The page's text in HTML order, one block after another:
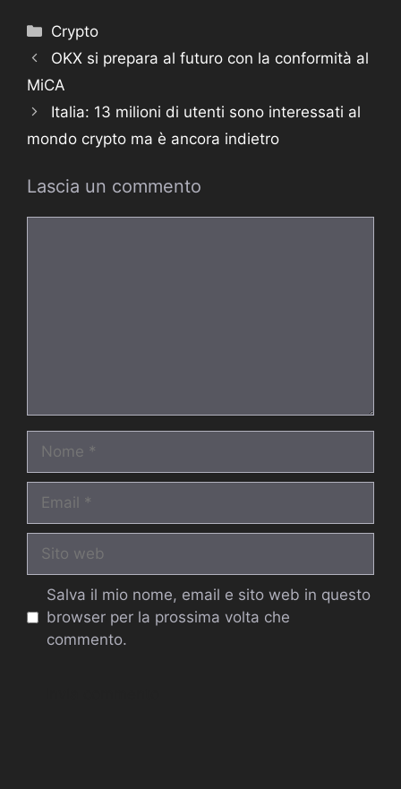
Categorie
Crypto
OKX si prepara al futuro con la conformità al
MiCA
Italia: 13 milioni di utenti sono interessati al
mondo crypto ma è ancora indietro
Lascia un commento
web
Salva il mio nome, email e sito web in questo
browser per la prossima volta che
commento.